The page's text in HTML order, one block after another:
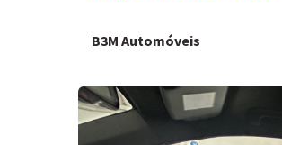
B3M Automóveis